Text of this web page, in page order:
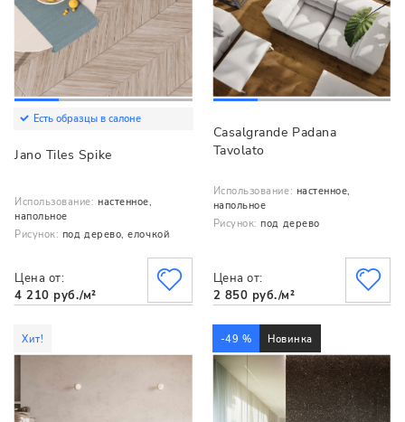
Есть образцы в салоне
Jano Tiles Spike
Использование: настенное,
напольное
Рисунок: под дерево, елочкой
Цена от:
4 210 руб./м²
Casalgrande Padana
Tavolato
Использование: настенное,
напольное
Рисунок: под дерево
Цена от:
2 850 руб./м²
Хит! -49 % Новинка